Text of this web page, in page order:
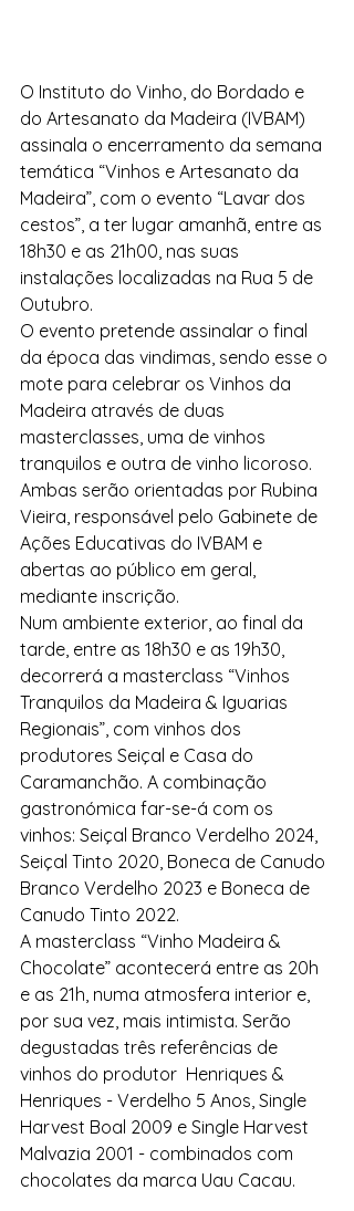
O Instituto do Vinho, do Bordado e
do Artesanato da Madeira (IVBAM)
assinala o encerramento da semana
temática “Vinhos e Artesanato da
Madeira”, com o evento “Lavar dos
cestos”, a ter lugar amanhã, entre as
18h30 e as 21h00, nas suas
instalações localizadas na Rua 5 de
Outubro.
O evento pretende assinalar o final
da época das vindimas, sendo esse o
mote para celebrar os Vinhos da
Madeira através de duas
masterclasses, uma de vinhos
tranquilos e outra de vinho licoroso.
Ambas serão orientadas por Rubina
Vieira, responsável pelo Gabinete de
Ações Educativas do IVBAM e
abertas ao público em geral,
mediante inscrição.
Num ambiente exterior, ao final da
tarde, entre as 18h30 e as 19h30,
decorrerá a masterclass “Vinhos
Tranquilos da Madeira & Iguarias
Regionais”, com vinhos dos
produtores Seiçal e Casa do
Caramanchão. A combinação
gastronómica far-se-á com os
vinhos: Seiçal Branco Verdelho 2024,
Seiçal Tinto 2020, Boneca de Canudo
Branco Verdelho 2023 e Boneca de
Canudo Tinto 2022.
A masterclass “Vinho Madeira &
Chocolate” acontecerá entre as 20h
e as 21h, numa atmosfera interior e,
por sua vez, mais intimista. Serão
degustadas três referências de
vinhos do produtor Henriques &
Henriques - Verdelho 5 Anos, Single
Harvest Boal 2009 e Single Harvest
Malvazia 2001 - combinados com
chocolates da marca Uau Cacau.